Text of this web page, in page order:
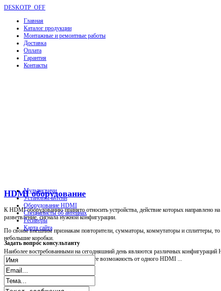
DESKOTP_OFF
Главная
Каталог продукции
Монтажные и ремонтные работы
Доставка
Оплата
Гарантия
Контакты
HDMI оборудование
К HDMI оборудованию принято относить устройства, действие которых направлено
разветвление, сигнала нужной конфигурации.
По своим внешним признакам повторители, сумматоры, коммутаторы и сплиттеры,
небольшие коробки.
Наиболее востребованными на сегодняшний день являются различных
Посредством HDMI splitter вы имеете возможность от одного HDMI ...
Мультисвичи
Установка антенн
Оборудование HDMI
Специалисты об антеннах
Ресиверы
Карта сайта
Задать вопрос консультанту